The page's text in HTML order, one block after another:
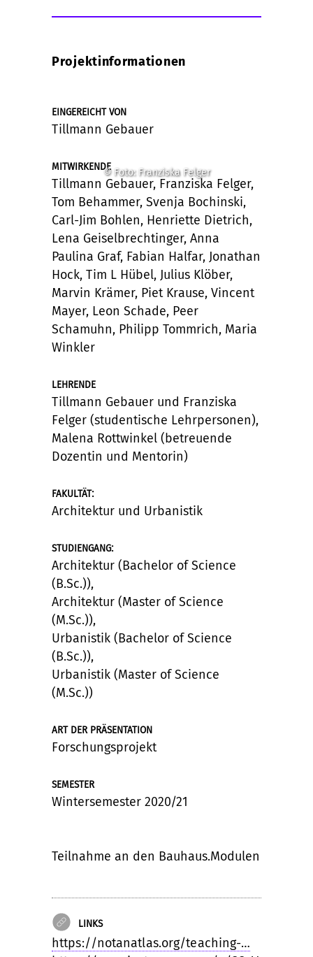
© Foto: Franziska Felger
Projektinformationen
EINGEREICHT VON
Tillmann Gebauer
MITWIRKENDE
Tillmann Gebauer, Franziska Felger,
Tom Behammer, Svenja Bochinski,
Carl-Jim Bohlen, Henriette Dietrich,
Lena Geiselbrechtinger, Anna
Paulina Graf, Fabian Halfar, Jonathan
Hock, Tim L Hübel, Julius Klöber,
Marvin Krämer, Piet Krause, Vincent
Mayer, Leon Schade, Peer
Schamuhn, Philipp Tommrich, Maria
Winkler
LEHRENDE
Tillmann Gebauer und Franziska
Felger (studentische Lehrpersonen),
Malena Rottwinkel (betreuende
Dozentin und Mentorin)
FAKULTÄT:
Architektur und Urbanistik
STUDIENGANG:
Architektur (Bachelor of Science
(B.Sc.)),
Architektur (Master of Science
(M.Sc.)),
Urbanistik (Bachelor of Science
(B.Sc.)),
Urbanistik (Master of Science
(M.Sc.))
ART DER PRÄSENTATION
Forschungsprojekt
SEMESTER
Wintersemester 2020/21
Teilnahme an den Bauhaus.Modulen
LINKS
https://notanatlas.org/teaching-…